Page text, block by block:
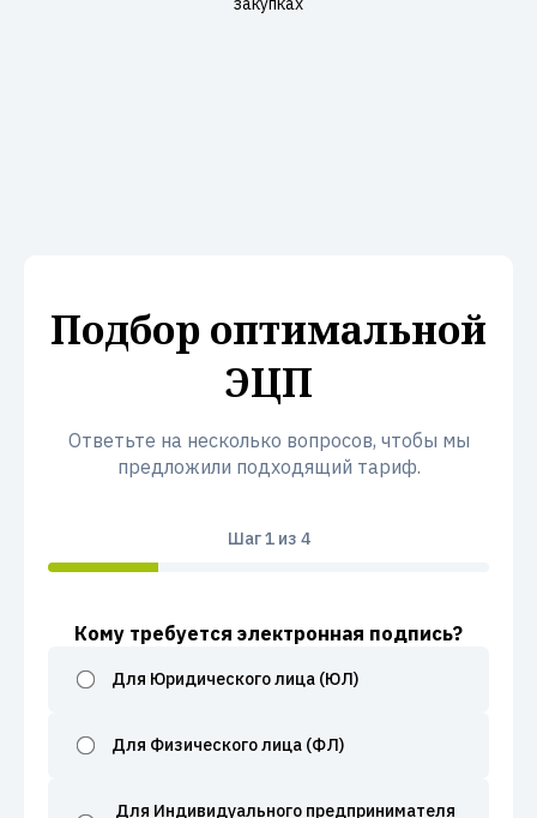
Подбор оптимальной
ЭЦП
Ответьте на несколько вопросов, чтобы мы
предложили подходящий тариф.
Шаг1из 4
Кому требуется электронная подпись?
Для Юридического лица (ЮЛ)
Для Физического лица (ФЛ)
Для Индивидуального предпринимателя